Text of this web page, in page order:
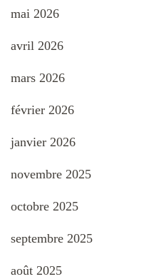
mai 2026
avril 2026
mars 2026
février 2026
janvier 2026
novembre 2025
octobre 2025
septembre 2025
août 2025